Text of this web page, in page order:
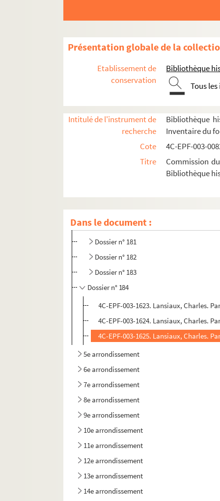
Présentation globale de la
Etablissement de
conservation
Bibliothèque
Tous
Intitulé de l'instrument de
recherche
Bibliothèque
Inventaire du
Cote
4C-EPF-003-
Titre
Commission
Bibliothèque
Dans le document :
Dossier n° 168
Dossier n° 170
Dossier n° 172
Dossier n° 173
Dossier n° 174
Dossier n° 178
Dossier n° 179
Dossier n° 180
Dossier n° 181
Dossier n° 182
Dossier n° 183
Dossier n° 184
4C-EPF-003-1623. Lansiaux, Charles.
4C-EPF-003-1624. Lansiaux, Charles.
4C-EPF-003-1625. Lansiaux, Charles.
5e arrondissement
6e arrondissement
7e arrondissement
8e arrondissement
9e arrondissement
10e arrondissement
11e arrondissement
12e arrondissement
13e arrondissement
14e arrondissement